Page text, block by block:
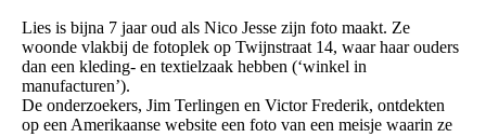
Lies is bijna 7 jaar oud als Nico Jesse zijn foto maakt. Ze
woonde vlakbij de fotoplek op Twijnstraat 14, waar haar ouders
dan een kleding- en textielzaak hebben (‘winkel in
manufacturen’).
De onderzoekers, Jim Terlingen en Victor Frederik, ontdekten
op een Amerikaanse website een foto van een meisje waarin ze